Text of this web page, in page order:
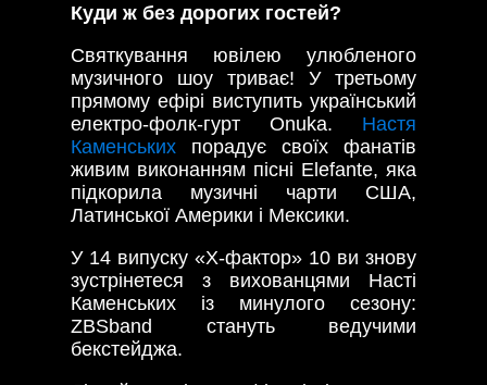
Куди ж без дорогих гостей?
Святкування ювілею улюбленого
музичного шоу триває! У третьому
прямому ефірі виступить український
електро-фолк-гурт Onuka. Настя
Каменських порадує своїх фанатів
живим виконанням пісні Elefante, яка
підкорила музичні чарти США,
Латинської Америки і Мексики.
У 14 випуску «Х-фактор» 10 ви знову
зустрінетеся з вихованцями Насті
Каменських із минулого сезону:
ZBSband стануть ведучими
бекстейджа.